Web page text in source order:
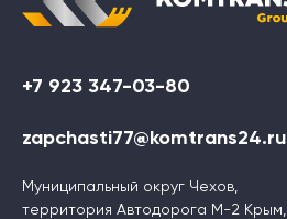
+7 923 347-03-80
zapchasti77@komtrans24.ru
Муниципальный округ Чехов,
территория Автодорога М-2 Крым,